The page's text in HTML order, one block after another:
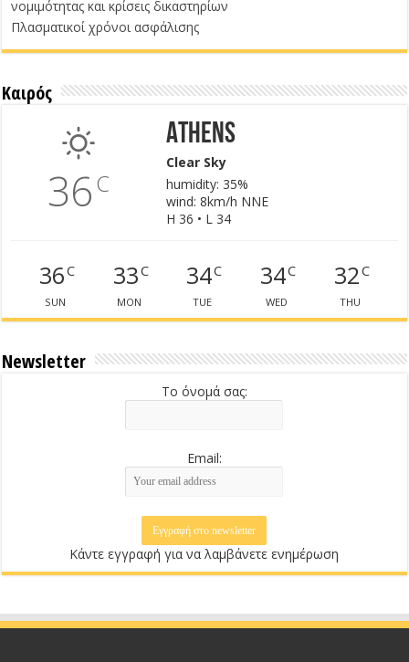
νομιμότητας και κρίσεις δικαστηρίων
Πλασματικοί χρόνοι ασφάλισης
Καιρός
36C
Athens
Clear Sky
humidity: 35%
wind: 8km/h NNE
H 36 • L 34
36C
SUN
33C
MON
34C
TUE
34C
WED
32C
THU
Newsletter
Το όνομά σας:
Email:
Κάντε εγγραφή για να λαμβάνετε ενημέρωση